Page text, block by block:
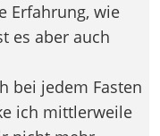
Erfahrung, wie
es aber auch
bei jedem Fasten
ich mittlerweile